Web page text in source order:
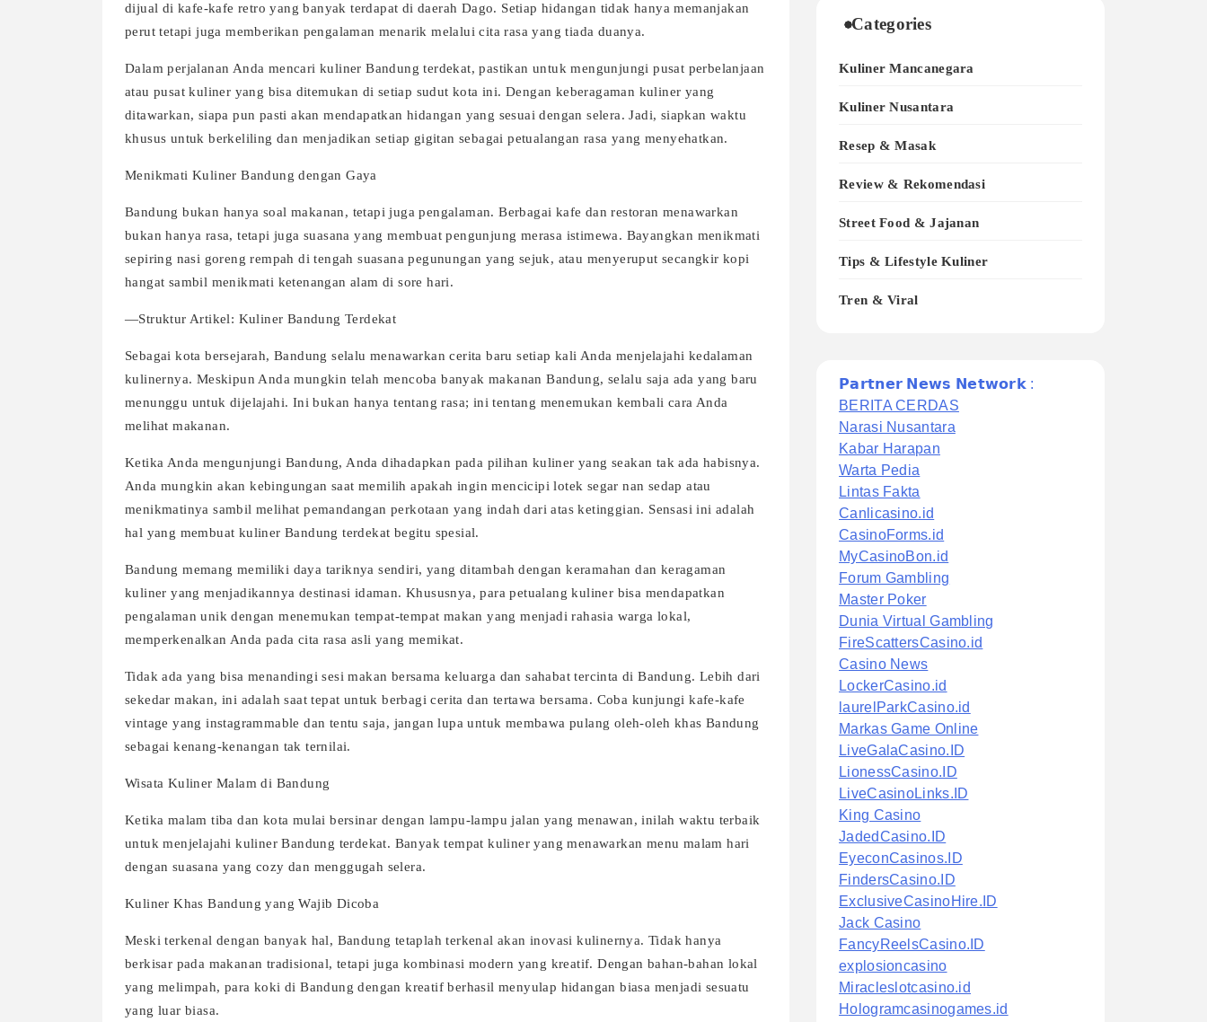
dijual di kafe-kafe retro yang banyak terdapat di daerah Dago. Setiap hidangan tidak hanya memanjakan
perut tetapi juga memberikan pengalaman menarik melalui cita rasa yang tiada duanya.
Dalam perjalanan Anda mencari kuliner Bandung terdekat, pastikan untuk mengunjungi pusat perbelanjaan
atau pusat kuliner yang bisa ditemukan di setiap sudut kota ini. Dengan keberagaman kuliner yang
ditawarkan, siapa pun pasti akan mendapatkan hidangan yang sesuai dengan selera. Jadi, siapkan waktu
khusus untuk berkeliling dan menjadikan setiap gigitan sebagai petualangan rasa yang menyehatkan.
Menikmati Kuliner Bandung dengan Gaya
Bandung bukan hanya soal makanan, tetapi juga pengalaman. Berbagai kafe dan restoran menawarkan
bukan hanya rasa, tetapi juga suasana yang membuat pengunjung merasa istimewa. Bayangkan menikmati
sepiring nasi goreng rempah di tengah suasana pegunungan yang sejuk, atau menyeruput secangkir kopi
hangat sambil menikmati ketenangan alam di sore hari.
—Struktur Artikel: Kuliner Bandung Terdekat
Sebagai kota bersejarah, Bandung selalu menawarkan cerita baru setiap kali Anda menjelajahi kedalaman
kulinernya. Meskipun Anda mungkin telah mencoba banyak makanan Bandung, selalu saja ada yang baru
menunggu untuk dijelajahi. Ini bukan hanya tentang rasa; ini tentang menemukan kembali cara Anda
melihat makanan.
Ketika Anda mengunjungi Bandung, Anda dihadapkan pada pilihan kuliner yang seakan tak ada habisnya.
Anda mungkin akan kebingungan saat memilih apakah ingin mencicipi lotek segar nan sedap atau
menikmatinya sambil melihat pemandangan perkotaan yang indah dari atas ketinggian. Sensasi ini adalah
hal yang membuat kuliner Bandung terdekat begitu spesial.
Bandung memang memiliki daya tariknya sendiri, yang ditambah dengan keramahan dan keragaman
kuliner yang menjadikannya destinasi idaman. Khususnya, para petualang kuliner bisa mendapatkan
pengalaman unik dengan menemukan tempat-tempat makan yang menjadi rahasia warga lokal,
memperkenalkan Anda pada cita rasa asli yang memikat.
Tidak ada yang bisa menandingi sesi makan bersama keluarga dan sahabat tercinta di Bandung. Lebih dari
sekedar makan, ini adalah saat tepat untuk berbagi cerita dan tertawa bersama. Coba kunjungi kafe-kafe
vintage yang instagrammable dan tentu saja, jangan lupa untuk membawa pulang oleh-oleh khas Bandung
sebagai kenang-kenangan tak ternilai.
Wisata Kuliner Malam di Bandung
Ketika malam tiba dan kota mulai bersinar dengan lampu-lampu jalan yang menawan, inilah waktu terbaik
untuk menjelajahi kuliner Bandung terdekat. Banyak tempat kuliner yang menawarkan menu malam hari
dengan suasana yang cozy dan menggugah selera.
Kuliner Khas Bandung yang Wajib Dicoba
Meski terkenal dengan banyak hal, Bandung tetaplah terkenal akan inovasi kulinernya. Tidak hanya
berkisar pada makanan tradisional, tetapi juga kombinasi modern yang kreatif. Dengan bahan-bahan lokal
yang melimpah, para koki di Bandung dengan kreatif berhasil menyulap hidangan biasa menjadi sesuatu
yang luar biasa.
Categories
Kuliner Mancanegara
Kuliner Nusantara
Resep & Masak
Review & Rekomendasi
Street Food & Jajanan
Tips & Lifestyle Kuliner
Tren & Viral
𝗣𝗮𝗿𝘁𝗻𝗲𝗿 𝗡𝗲𝘄𝘀 𝗡𝗲𝘁𝘄𝗼𝗿𝗸 :
BERITA CERDAS
Narasi Nusantara
Kabar Harapan
Warta Pedia
Lintas Fakta
Canlicasino.id
CasinoForms.id
MyCasinoBon.id
Forum Gambling
Master Poker
Dunia Virtual Gambling
FireScattersCasino.id
Casino News
LockerCasino.id
laurelParkCasino.id
Markas Game Online
LiveGalaCasino.ID
LionessCasino.ID
LiveCasinoLinks.ID
King Casino
JadedCasino.ID
EyeconCasinos.ID
FindersCasino.ID
ExclusiveCasinoHire.ID
Jack Casino
FancyReelsCasino.ID
explosioncasino
Miracleslotcasino.id
Hologramcasinogames.id